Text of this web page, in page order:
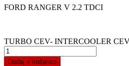
FORD RANGER V 2.2 TDCI
TURBO CEV- INTERCOOLER
Dodaj v košarico